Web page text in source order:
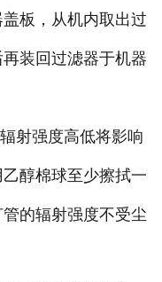
板，从机内取出过
装回过滤器于机器
射强度高低将影响
醇棉球至少擦拭一
的辐射强度不受尘